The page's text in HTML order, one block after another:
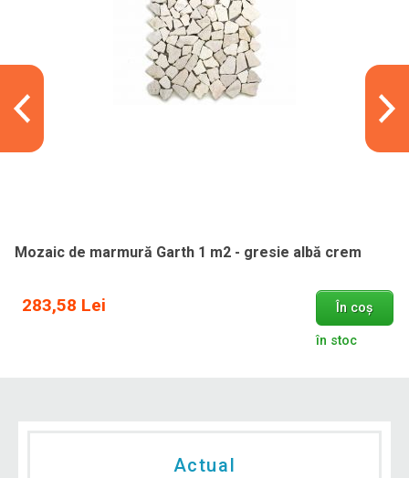
Mozaic de marmură Garth 1 m2 - gresie albă crem
283,58 Lei În coș
în stoc
Actual